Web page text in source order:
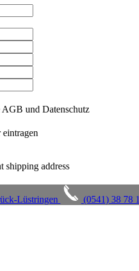
AGB und Datenschutz
shipping address
Lüstringen (0541) 38 78